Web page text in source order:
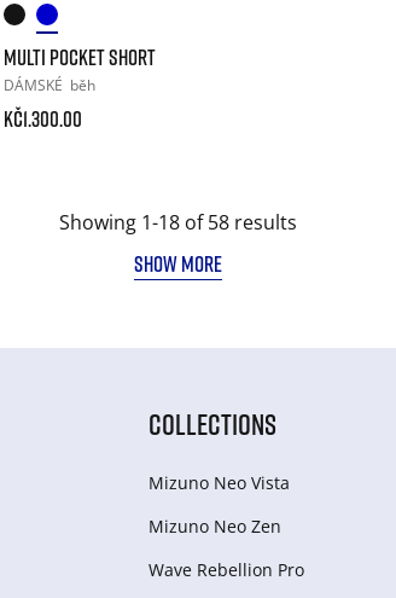
MULTI POCKET SHORT
DÁMSKÉ běh
Kč1.300.00
Showing 1-18 of 58 results
SHOW MORE
COLLECTIONS
Mizuno Neo Vista
Mizuno Neo Zen
Wave Rebellion Pro